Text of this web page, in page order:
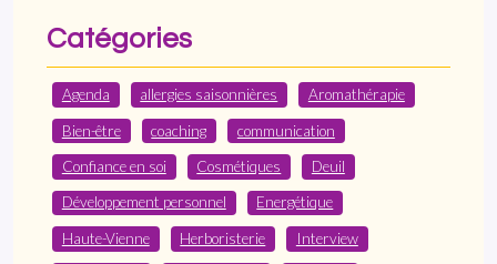
Catégories
Agenda allergies saisonnières Aromathérapie
Bien-être coaching communication
Confiance en soi Cosmétiques Deuil
Développement personnel Energétique
Haute-Vienne Herboristerie Interview